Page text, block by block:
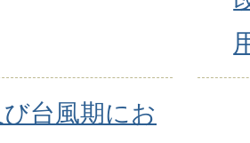
台風期にお